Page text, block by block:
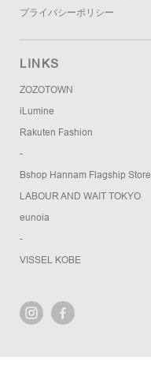
プライバシーポリシー
LINKS
ZOZOTOWN
iLumine
Rakuten Fashion
-
Bshop Hannam Flagship Store
LABOUR AND WAIT TOKYO
eunoia
-
VISSEL KOBE